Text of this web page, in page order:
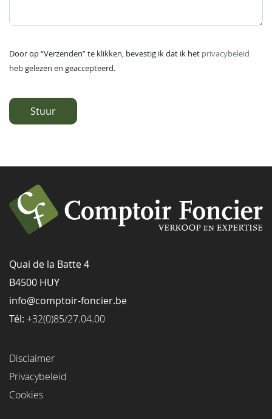
Door op “Verzenden” te klikken, bevestig ik dat ik het privacybeleid
heb gelezen en geaccepteerd.
Stuur
Quai de la Batte 4
B4500 HUY
info@comptoir-foncier.be
Tél: +32(0)85/27.04.00
Disclaimer
Privacybeleid
Cookies